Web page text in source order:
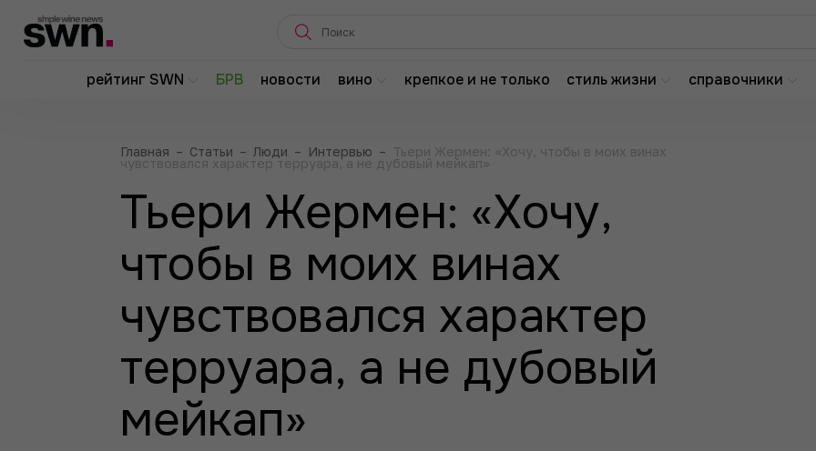
рейтинг SWN БРВ новости вино крепкое и не только стиль жизни справочники
Главная – Статьи – Люди – Интервью – Тьери Жермен: «Хочу, чтобы в моих винах
чувствовался характер терруара, а не дубовый мейкап»
Тьери Жермен: «Хочу,
чтобы в моих винах
чувствовался характер
терруара, а не дубовый
мейкап»